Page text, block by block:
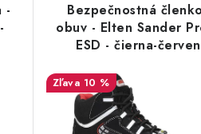
-
Bezpečnostná
obuv - Elten Sander
ESD - čierna-
10 %